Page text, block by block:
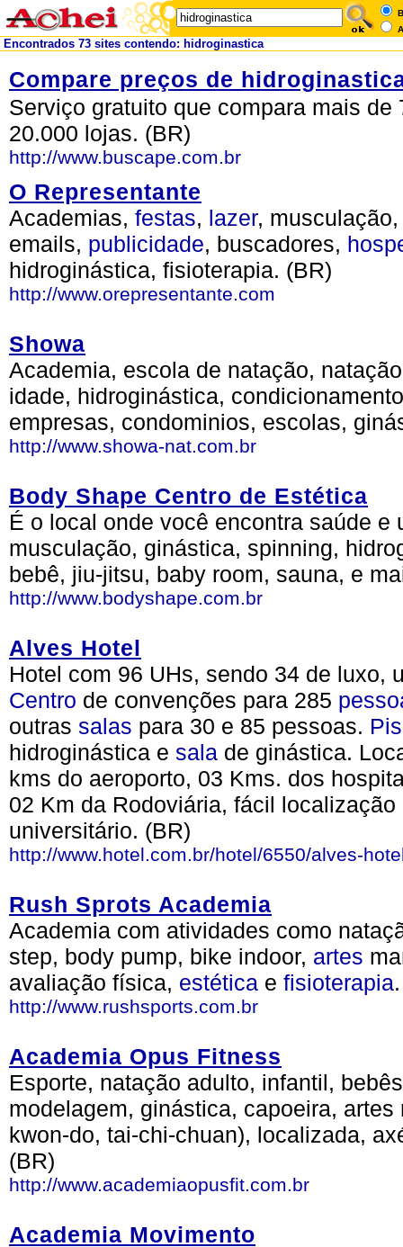
Encontrados 73 sites contendo: hidroginastica
Compare preços de
Serviço gratuito que compara mais
20.000 lojas. (BR)
http://www.buscape.com.br
O Representante
Academias, festas, lazer,
emails, publicidade, buscadores,
hidroginástica, fisioterapia. (BR)
http://www.orepresentante.com
Showa
Academia, escola de natação,
idade, hidroginástica,
empresas, condominios, escolas,
http://www.showa-nat.com.br
Body Shape Centro de Estética
É o local onde você encontra saúde
musculação, ginástica, spinning,
bebê, jiu-jitsu, baby room, sauna, e
http://www.bodyshape.com.br
Alves Hotel
Hotel com 96 UHs, sendo 34 de luxo,
Centro de convenções para 285
outras salas para 30 e 85 pessoas.
hidroginástica e sala de ginástica.
kms do aeroporto, 03 Kms. dos
02 Km da Rodoviária, fácil
universitário. (BR)
http://www.hotel.com.br/hotel/6550/alves-
Rush Sprots Academia
Academia com atividades como
step, body pump, bike indoor, artes
avaliação física, estética e fisioterapia
http://www.rushsports.com.br
Academia Opus Fitness
Esporte, natação adulto, infantil,
modelagem, ginástica, capoeira,
kwon-do, tai-chi-chuan), localizada,
(BR)
http://www.academiaopusfit.com.br
Academia Movimento